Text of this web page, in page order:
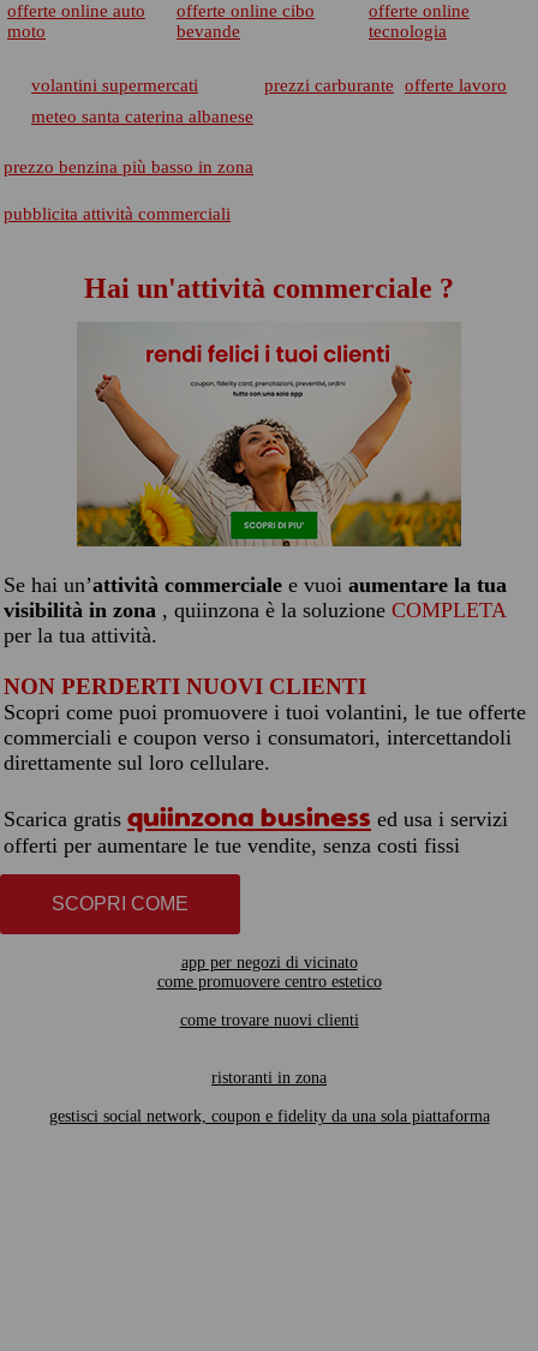
offerte online auto
moto
offerte online cibo
bevande
offerte online
tecnologia
volantini supermercati prezzi carburante
offerte lavoro
meteo santa caterina albanese
prezzo benzina più basso in zona
pubblicita attività commerciali
Hai un'attività commerciale ?
Se hai un’attività commerciale e vuoi aumentare la tua
visibilità in zona , quiinzona è la soluzione COMPLETA
per la tua attività.
NON PERDERTI NUOVI CLIENTI
Scopri come puoi promuovere i tuoi volantini, le tue offerte
commerciali e coupon verso i consumatori, intercettandoli
direttamente sul loro cellulare.
Scarica gratis quiinzona business ed usa i servizi
offerti per aumentare le tue vendite, senza costi fissi
SCOPRI COME
app per negozi di vicinato
come promuovere centro estetico
come trovare nuovi clienti
ristoranti in zona
gestisci social network, coupon e fidelity da una sola piattaforma